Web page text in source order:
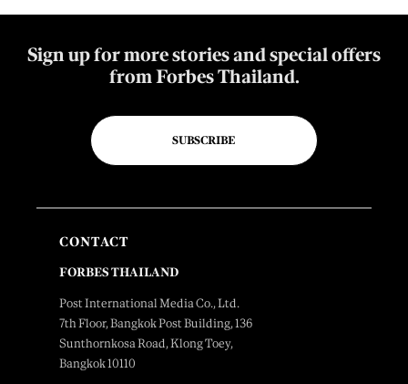
Sign up for more stories and special offers
from Forbes Thailand.
SUBSCRIBE
CONTACT
FORBES THAILAND
Post International Media Co., Ltd.
7th Floor, Bangkok Post Building, 136
Sunthornkosa Road, Klong Toey,
Bangkok 10110